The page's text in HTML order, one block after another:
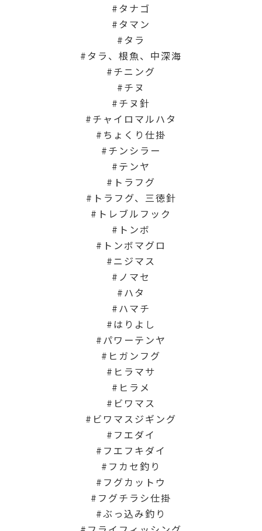
タナゴ
タマン
タラ
タラ、根魚、中深海
チニング
チヌ
チヌ針
チャイロマルハタ
ちょくり仕掛
チンシラー
テンヤ
トラフグ
トラフグ、三徳針
トレブルフック
トンボ
トンボマグロ
ニジマス
ノマセ
ハタ
ハマチ
はりよし
パワーテンヤ
ヒガンフグ
ヒラマサ
ヒラメ
ビワマス
ビワマスジギング
フエダイ
フエフキダイ
フカセ釣り
フグカットウ
フグチラシ仕掛
ぶっ込み釣り